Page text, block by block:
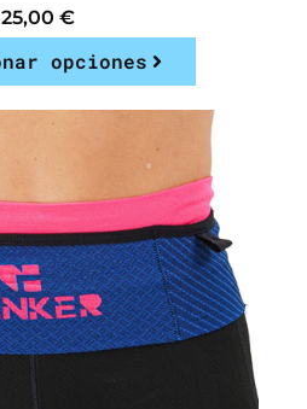
25,00 €
opciones